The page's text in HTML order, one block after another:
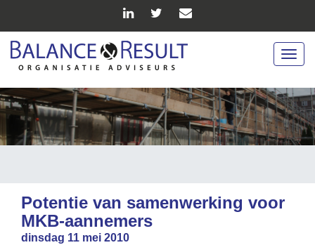
Potentie van samenwerking voor
MKB-aannemers
dinsdag 11 mei 2010